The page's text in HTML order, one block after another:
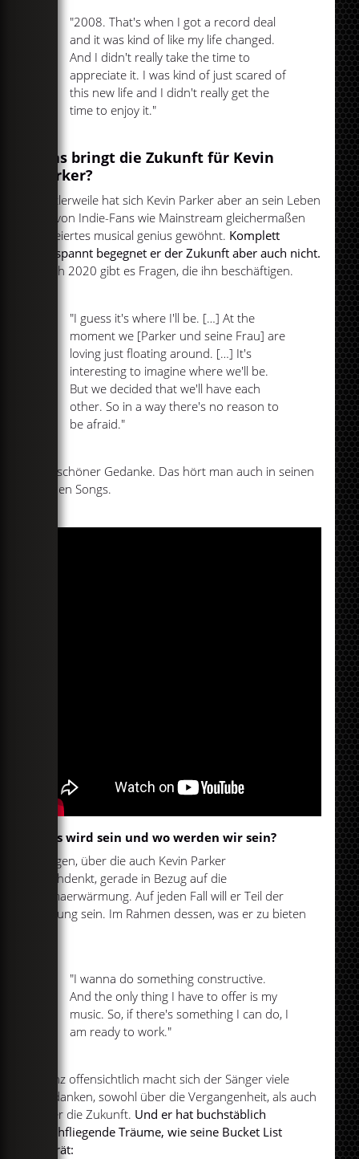
"2008. That's when I got a record deal
and it was kind of like my life changed.
And I didn't really take the time to
appreciate it. I was kind of just scared of
this new life and I didn't really get the
time to enjoy it."
Was bringt die Zukunft für Kevin
Parker?
Mittlerweile hat sich Kevin Parker aber an sein Leben
als von Indie-Fans wie Mainstream gleichermaßen
gefeiertes musical genius gewöhnt. Komplett
entspannt begegnet er der Zukunft aber auch nicht.
Auch 2020 gibt es Fragen, die ihn beschäftigen.
"I guess it's where I'll be. […] At the
moment we [Parker und seine Frau] are
loving just floating around. […] It's
interesting to imagine where we'll be.
But we decided that we'll have each
other. So in a way there's no reason to
be afraid."
Ein schöner Gedanke. Das hört man auch in seinen
neuen Songs.
Was wird sein und wo werden wir sein?
Fragen, über die auch Kevin Parker
nachdenkt, gerade in Bezug auf die
Klimaerwärmung. Auf jeden Fall will er Teil der
Lösung sein. Im Rahmen dessen, was er zu bieten
"I wanna do something constructive.
And the only thing I have to offer is my
music. So, if there's something I can do, I
am ready to work."
Ganz offensichtlich macht sich der Sänger viele
Gedanken, sowohl über die Vergangenheit, als auch
über die Zukunft. Und er hat buchstäblich
hochfliegende Träume, wie seine Bucket List
verrät: